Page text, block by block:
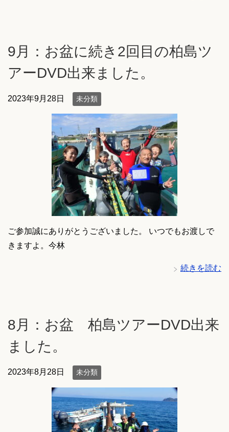
9月：お盆に続き2回目の柏島ツ
アーDVD出来ました。
2023年9月28日 未分類
ご参加誠にありがとうございました。 いつでもお渡しで
きますよ。今林
続きを読む
8月：お盆 柏島ツアーDVD出来
ました。
2023年8月28日 未分類